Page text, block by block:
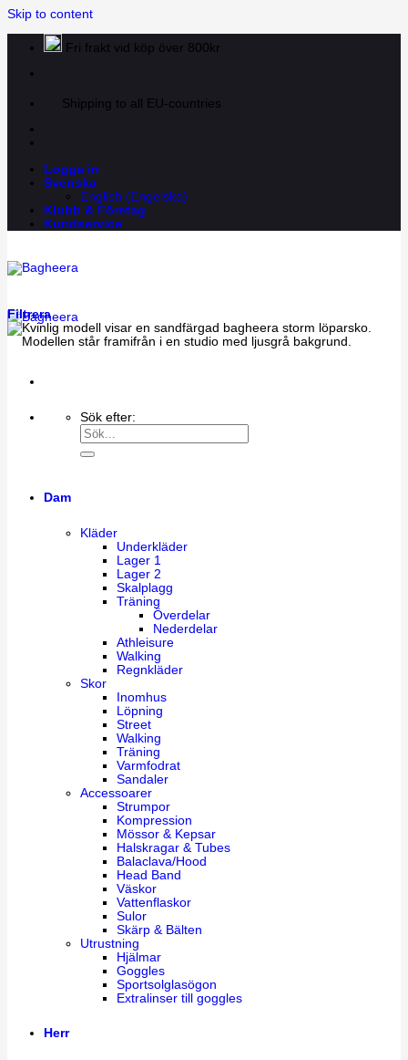
Skip to content
Fri frakt vid köp över 800kr
Shipping to all EU-countries
Logga in
Svenska
English (Engelska)
Klubb & Företag
Kundservice
Sök efter:
Dam
Kläder
Underkläder
Lager 1
Lager 2
Skalplagg
Träning
Överdelar
Nederdelar
Athleisure
Walking
Regnkläder
Skor
Inomhus
Löpning
Street
Walking
Träning
Varmfodrat
Sandaler
Accessoarer
Strumpor
Kompression
Mössor & Kepsar
Halskragar & Tubes
Balaclava/Hood
Head Band
Väskor
Vattenflaskor
Sulor
Skärp & Bälten
Utrustning
Hjälmar
Goggles
Sportsolglasögon
Extralinser till goggles
Herr
Filtrera